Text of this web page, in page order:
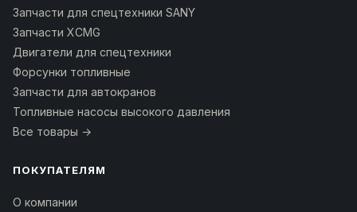
Запчасти для спецтехники SANY
Запчасти XCMG
Двигатели для спецтехники
Форсунки топливные
Запчасти для автокранов
Топливные насосы высокого давления
Все товары →
ПОКУПАТЕЛЯМ
О компании